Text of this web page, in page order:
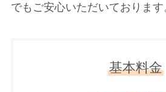
でもご安心いただいております
基本料金